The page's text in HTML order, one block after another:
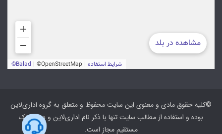
©کلیه حقوق مادی و معنوی این سایت محفوظ و متعلق به گروه اداری‌لاین
بوده و استفاده از مطالب سایت تنها با ذکر نام اداری‌لاین و درج لینک
مستقیم مجاز است.